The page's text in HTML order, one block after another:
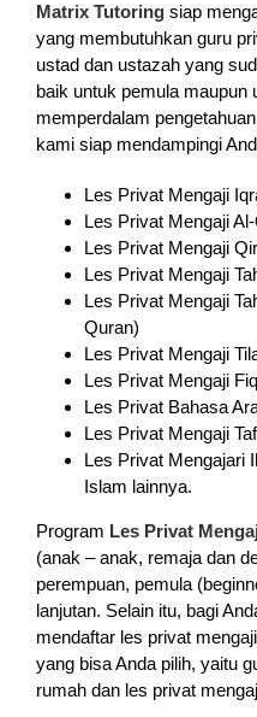
Matrix Tutoringsiap
yang membutuhkan guru
ustad dan ustazah yang
baik untuk pemula maupun
memperdalam
kami siap mendampingi
Les Privat Mengaji
Les Privat Mengaji Al-
Les Privat Mengaji
Les Privat Mengaji
Les Privat Mengaji
Quran)
Les Privat Mengaji
Les Privat Mengaji
Les Privat Bahasa
Les Privat Mengaji
Les Privat Mengajari
Islam lainnya.
Program Les Privat
(anak – anak, remaja dan
perempuan, pemula
lanjutan. Selain itu, bagi
mendaftar les privat
yang bisa Anda pilih, yaitu
rumah dan les privat